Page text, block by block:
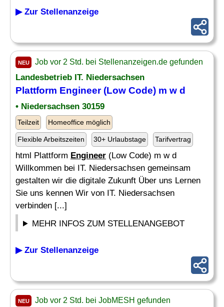
▶ Zur Stellenanzeige
NEU Job vor 2 Std. bei Stellenanzeigen.de gefunden
Landesbetrieb IT. Niedersachsen
Plattform Engineer(Low Code) m w d
• Niedersachsen 30159
Teilzeit Homeoffice möglich
Flexible Arbeitszeiten 30+ Urlaubstage Tarifvertrag
html Plattform Engineer (Low Code) m w d
Willkommen bei IT. Niedersachsen gemeinsam
gestalten wir die digitale Zukunft Über uns Lernen
Sie uns kennen Wir von IT. Niedersachsen
verbinden [...]
MEHR INFOS ZUM STELLENANGEBOT
▶ Zur Stellenanzeige
NEU Job vor 2 Std. bei JobMESH gefunden